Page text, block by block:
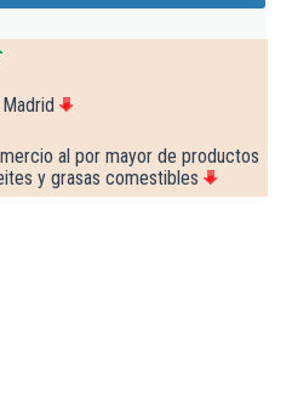
al por mayor de productos
y grasas comestibles